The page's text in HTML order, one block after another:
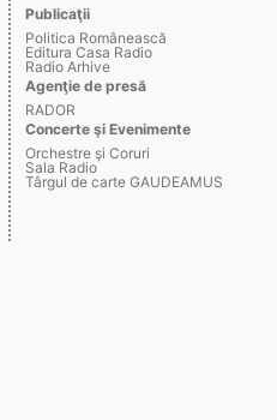
Publicaţii
Politica Românească
Editura Casa Radio
Radio Arhive
Agenţie de presă
RADOR
Concerte şi Evenimente
Orchestre şi Coruri
Sala Radio
Târgul de carte GAUDEAMUS